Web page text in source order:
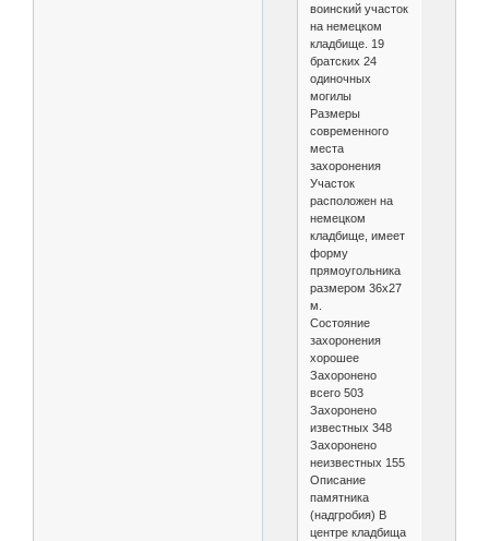
воинский участок
на немецком
кладбище. 19
братских 24
одиночных
могилы
Размеры
современного
места
захоронения
Участок
расположен на
немецком
кладбище, имеет
форму
прямоугольника
размером 36х27
м.
Состояние
захоронения
хорошее
Захоронено
всего 503
Захоронено
известных 348
Захоронено
неизвестных 155
Описание
памятника
(надгробия) В
центре кладбища